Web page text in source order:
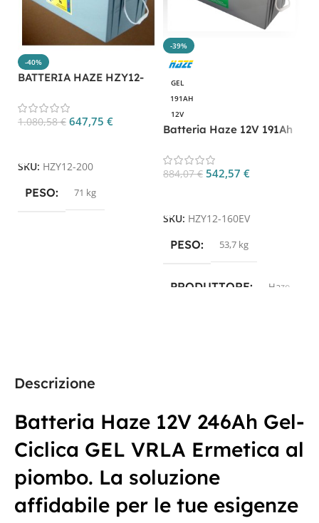
Descrizione
Batteria Haze 12V 246Ah Gel-
Ciclica GEL VRLA Ermetica al
piombo. La soluzione
affidabile per le tue esigenze
-40%
BATTERIA HAZE HZY12-
1.080,58€ 647,75 €
SKU: HZY12-200
PESO 71 kg
-39%
GEL
191AH
12V
Batteria Haze 12V 191Ah
160EV
884,07€ 542,57 €
SKU: HZY12-160EV
PESO 53,7 kg
PRODUTTORE Haze
TENSIONE IN VOLT
12V